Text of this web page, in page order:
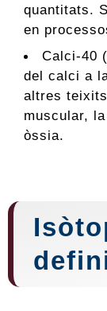
quantitats.
en
Calci-40
del calci a
altres
muscular,
òssia.